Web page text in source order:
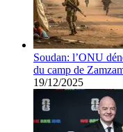
Soudan: l’ONU
du camp de
19/12/2025